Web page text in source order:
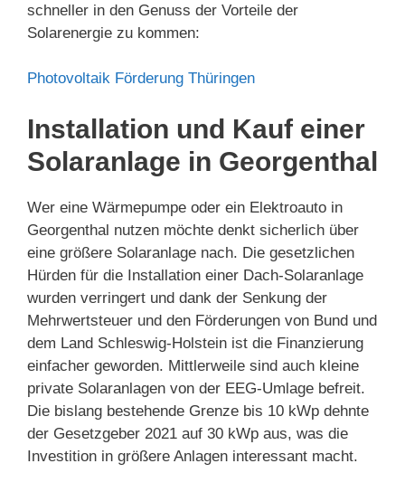
schneller in den Genuss der Vorteile der
Solarenergie zu kommen:
Photovoltaik Förderung Thüringen
Installation und Kauf einer
Solaranlage in Georgenthal
Wer eine Wärmepumpe oder ein Elektroauto in
Georgenthal nutzen möchte denkt sicherlich über
eine größere Solaranlage nach. Die gesetzlichen
Hürden für die Installation einer Dach-Solaranlage
wurden verringert und dank der Senkung der
Mehrwertsteuer und den Förderungen von Bund und
dem Land Schleswig-Holstein ist die Finanzierung
einfacher geworden. Mittlerweile sind auch kleine
private Solaranlagen von der EEG-Umlage befreit.
Die bislang bestehende Grenze bis 10 kWp dehnte
der Gesetzgeber 2021 auf 30 kWp aus, was die
Investition in größere Anlagen interessant macht.